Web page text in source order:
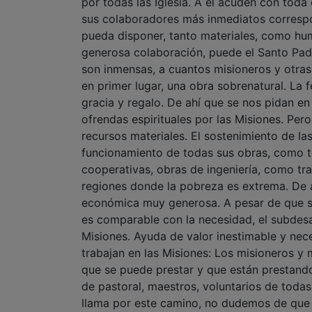
son inmensas, a cuantos misioneros y
en primer lugar, una obra sobrenatural. La
gracia y regalo. De ahí que se nos pidan
ofrendas espirituales por las Misiones.
recursos materiales. El sostenimiento de
funcionamiento de todas sus obras, como
cooperativas, obras de ingeniería, como
regiones donde la pobreza es extrema.
económica muy generosa. A pesar de que
es comparable con la necesidad, el
Misiones. Ayuda de valor inestimable y
trabajan en las Misiones: Los misioneros y
que se puede prestar y que están
de pastoral, maestros, voluntarios de
llama por este camino, no dudemos de
modelo de misioneros. Si no tenemos
sacerdotes, personas consagradas,
nuestros medios y recursos a quienes la